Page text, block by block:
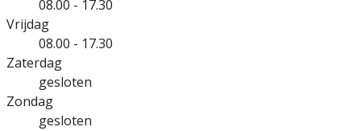
08.00 - 17.30
Vrijdag
08.00 - 17.30
Zaterdag
gesloten
Zondag
gesloten